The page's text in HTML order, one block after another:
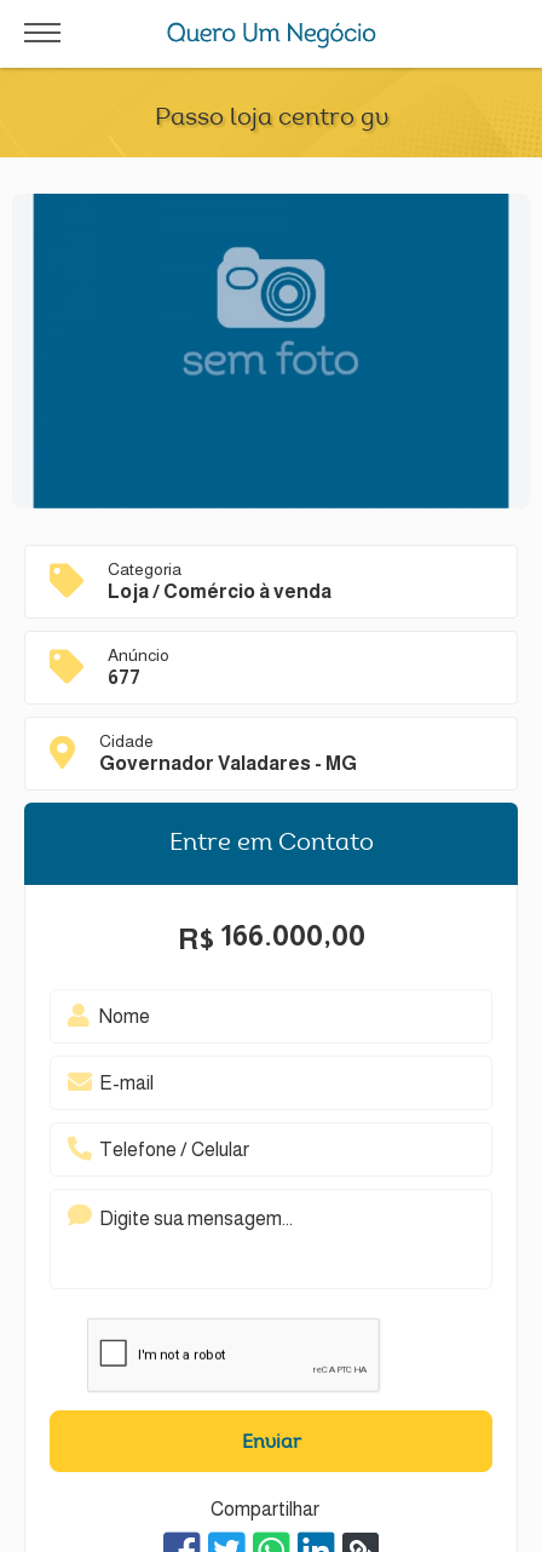
Passo loja centro gv
Categoria
Loja / Comércio à venda
Anúncio
677
Cidade
Governador Valadares - MG
Entre em Contato
R$ 166.000,00
Enviar
Compartilhar